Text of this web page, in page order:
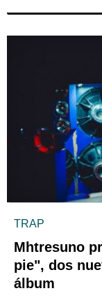
TRAP
Mhtresuno
pie", dos
álbum